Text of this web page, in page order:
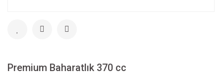
Premium Baharatlık 370 cc